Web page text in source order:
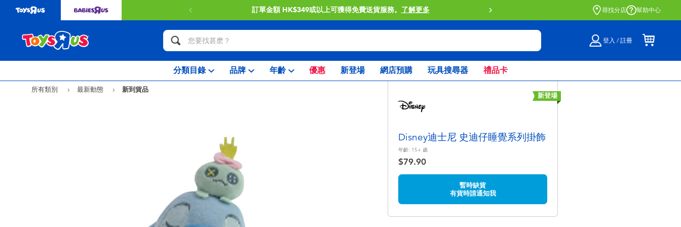
訂單金額 HK$349或以上可獲得免費送貨服務。 了解更多 門店自取服務 網上購買並在店內
尋找分店 幫助中心
登入 / 註冊
分類目錄 品牌 年齡 優惠 新登場 網店預購 玩具搜尋器 禮品卡
所有類別 最新動態
新到貨品
新登場
Disney迪士尼 史迪仔睡覺系列掛飾
年齡: 15+ 歲
$79.90
暫時缺貨
有貨時請通知我